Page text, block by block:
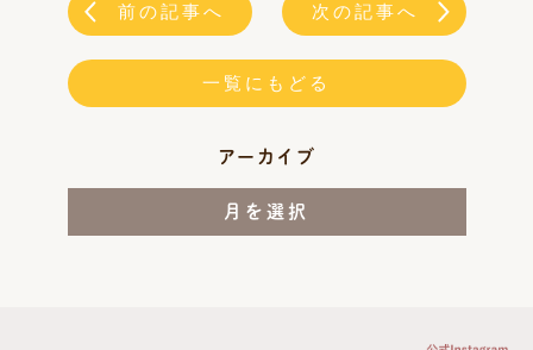
前の記事へ 次の記事へ
一覧にもどる
アーカイブ
月を選択